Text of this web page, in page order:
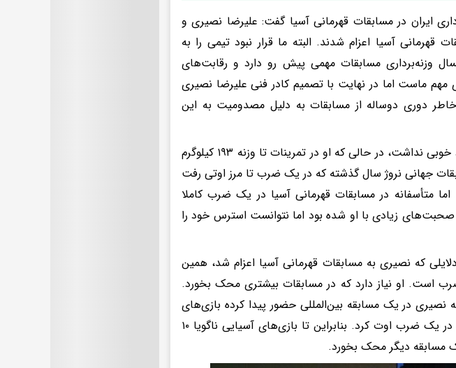
ایران در مسابقات قهرمانی آسیا گفت: علیرضا نصیری و
آسیا اعزام شدند. البته ما قرار نبود تیمی را به
وزنه‌برداری مسابقات مهمی پیش رو دارد و رقابت‌های
مهم ماست اما در نهایت با تصمیم کادر فنی علیرضا نصیری
دوری دوساله از مسابقات به دلیل مصدومیت به این
وی گفت: علیرضا نصیری در یک ضرب عملکرد خوبی نداشت، در حالی که او در تمرینات تا وزنه ۱۹۳ کیلوگرم
جهانی نروژ سال گذشته که در یک ضرب تا مرز اوتی رفت
را مهار کرد. اما متأسفانه در مسابقات قهرمانی آسیا در یک ضرب کاملا
زیادی با او شده بود اما نتوانست استرس خود را
که نصیری به مسابقات قهرمانی آسیا اعزام شد، همین
است. او نیاز دارد که در مسابقات بیشتری محک بخورد.
نصیری در یک مسابقه بین‌المللی حضور پیدا کرده بازی‌های
کشورهای اسلامی بود که در آن مسابقات هم در یک ضرب اوت کرد. بنابراین تا بازی‌های آسیایی ناگویا ۱۰
مسابقه دیگر محک بخورد.